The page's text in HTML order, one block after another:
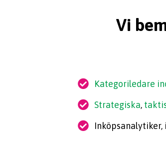
Vi
Kategoriledare
Strategiska,